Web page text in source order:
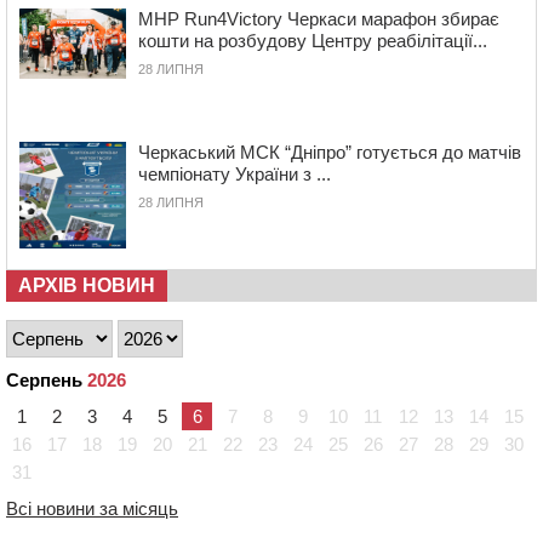
11:48 На черкаській дамбі загинув водій BMW,
зіткнувшись на зустрічній смузі із вантажівкою
10:33
У Черкасах легковик зіткнувся із вантажівкою й
“відлетів” у стіну: постраждав підліток
09:49 ДНК-експертиза через 21 місяць підтвердила
загибель захисника зі Сміли
09:13 У Черкасах 18-річний хлопець поранив себе ножем у
відділенні пошти
08:50 Керівницю черкаського реабілітаційного центру
обрали на новий термін
08:11
Вчителька зі Сміли увійшла до півфіналу Global
Teacher Prize Ukraine 2026
07:29
04 СЕРПНЯ 2026, ВІВТОРОК
MHP Run4Victory Черкаси марафон збирає
кошти на розбудову Центру реабілітації...
28 ЛИПНЯ
Черкаський МСК “Дніпро” готується до матчів
чемпіонату України з ...
28 ЛИПНЯ
АРХІВ НОВИН
Серпень 2026
1
2 3 4 5 6 7 8 9 10 11 12 13 14
15
16
17 18 19 20 21 22 23 24 25 26 27 28 29
30
31
Всі новини за місяць